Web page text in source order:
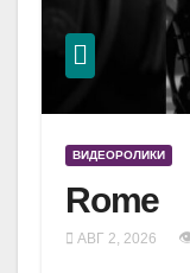
ВИДЕОРОЛИКИ
Rome
АВГ 2, 2026